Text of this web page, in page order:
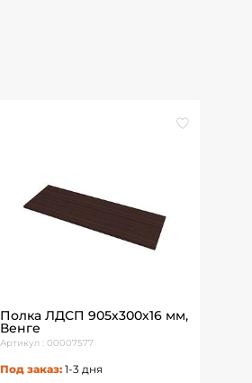
Полка ЛДСП 905х300х16 мм,
Венге
Артикул : 00007577
Под заказ: 1-3 дня